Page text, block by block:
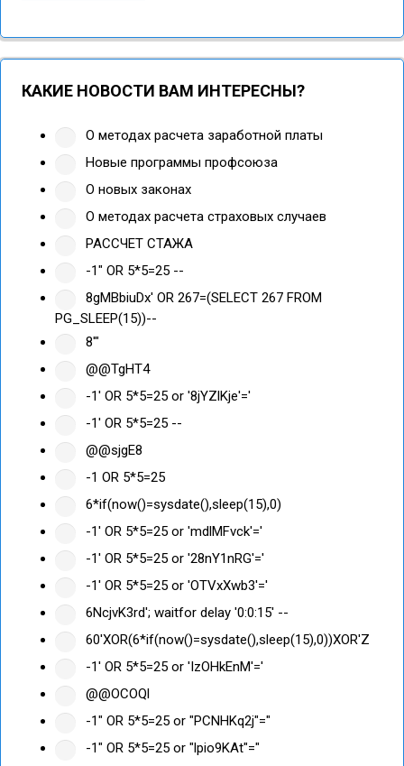
КАКИЕ НОВОСТИ ВАМ ИНТЕРЕСНЫ?
О методах расчета заработной платы
Новые программы профсоюза
О новых законах
О методах расчета страховых случаев
РАССЧЕТ СТАЖА
-1" OR 5*5=25 --
8gMBbiuDx' OR 267=(SELECT 267 FROM
PG_SLEEP(15))--
8'"
@@TgHT4
-1' OR 5*5=25 or '8jYZlKje'='
-1' OR 5*5=25 --
@@sjgE8
-1 OR 5*5=25
6*if(now()=sysdate(),sleep(15),0)
-1' OR 5*5=25 or 'mdlMFvck'='
-1' OR 5*5=25 or '28nY1nRG'='
-1' OR 5*5=25 or 'OTVxXwb3'='
6NcjvK3rd'; waitfor delay '0:0:15' --
60'XOR(6*if(now()=sysdate(),sleep(15),0))XOR'Z
-1' OR 5*5=25 or 'IzOHkEnM'='
@@OCOQl
-1" OR 5*5=25 or "PCNHKq2j"="
-1" OR 5*5=25 or "lpio9KAt"="